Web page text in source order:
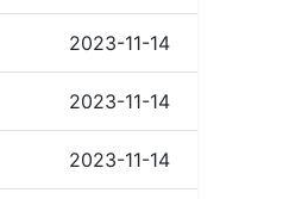
2023-11-14
2023-11-14
2023-11-14